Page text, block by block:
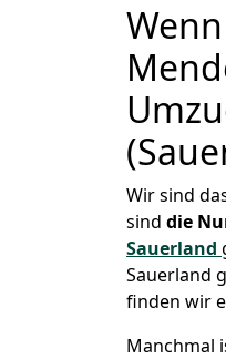
Wir sind
sind die
Sauerland
Sauerland
finden wir
Manchmal